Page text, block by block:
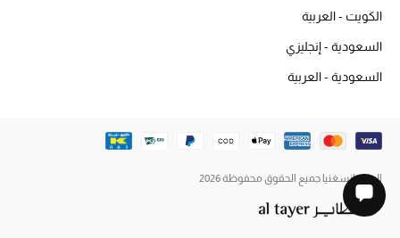
الكويت - العربية
السعودية - إنجليزي
السعودية - العربية
الطاير إنسغنيا جميع الحقوق محفوظة 2026